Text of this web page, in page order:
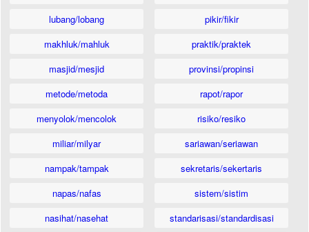
lubang/lobang
makhluk/mahluk
masjid/mesjid
metode/metoda
menyolok/mencolok
miliar/milyar
nampak/tampak
napas/nafas
nasihat/nasehat
pikir/fikir
praktik/praktek
provinsi/propinsi
rapot/rapor
risiko/resiko
sariawan/seriawan
sekretaris/sekertaris
sistem/sistim
standarisasi/standardisasi